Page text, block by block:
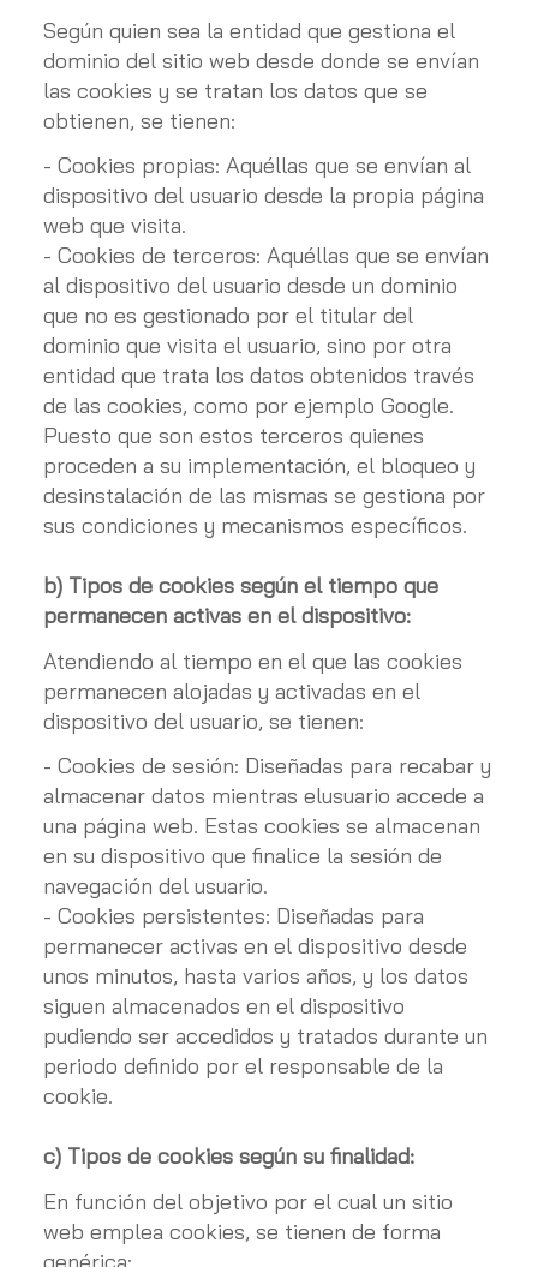
Según quien sea la entidad que gestiona el
dominio del sitio web desde donde se envían
las cookies y se tratan los datos que se
obtienen, se tienen:
- Cookies propias: Aquéllas que se envían al
dispositivo del usuario desde la propia página
web que visita.
- Cookies de terceros: Aquéllas que se envían
al dispositivo del usuario desde un dominio
que no es gestionado por el titular del
dominio que visita el usuario, sino por otra
entidad que trata los datos obtenidos través
de las cookies, como por ejemplo Google.
Puesto que son estos terceros quienes
proceden a su implementación, el bloqueo y
desinstalación de las mismas se gestiona por
sus condiciones y mecanismos específicos.
b) Tipos de cookies según el tiempo que
permanecen activas en el dispositivo:
Atendiendo al tiempo en el que las cookies
permanecen alojadas y activadas en el
dispositivo del usuario, se tienen:
- Cookies de sesión: Diseñadas para recabar y
almacenar datos mientras elusuario accede a
una página web. Estas cookies se almacenan
en su dispositivo que finalice la sesión de
navegación del usuario.
- Cookies persistentes: Diseñadas para
permanecer activas en el dispositivo desde
unos minutos, hasta varios años, y los datos
siguen almacenados en el dispositivo
pudiendo ser accedidos y tratados durante un
periodo definido por el responsable de la
cookie.
c) Tipos de cookies según su finalidad:
En función del objetivo por el cual un sitio
web emplea cookies, se tienen de forma
genérica: